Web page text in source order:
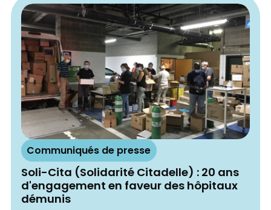
Communiqués de presse
Soli-Cita (Solidarité Citadelle) : 20 ans
d'engagement en faveur des hôpitaux
démunis